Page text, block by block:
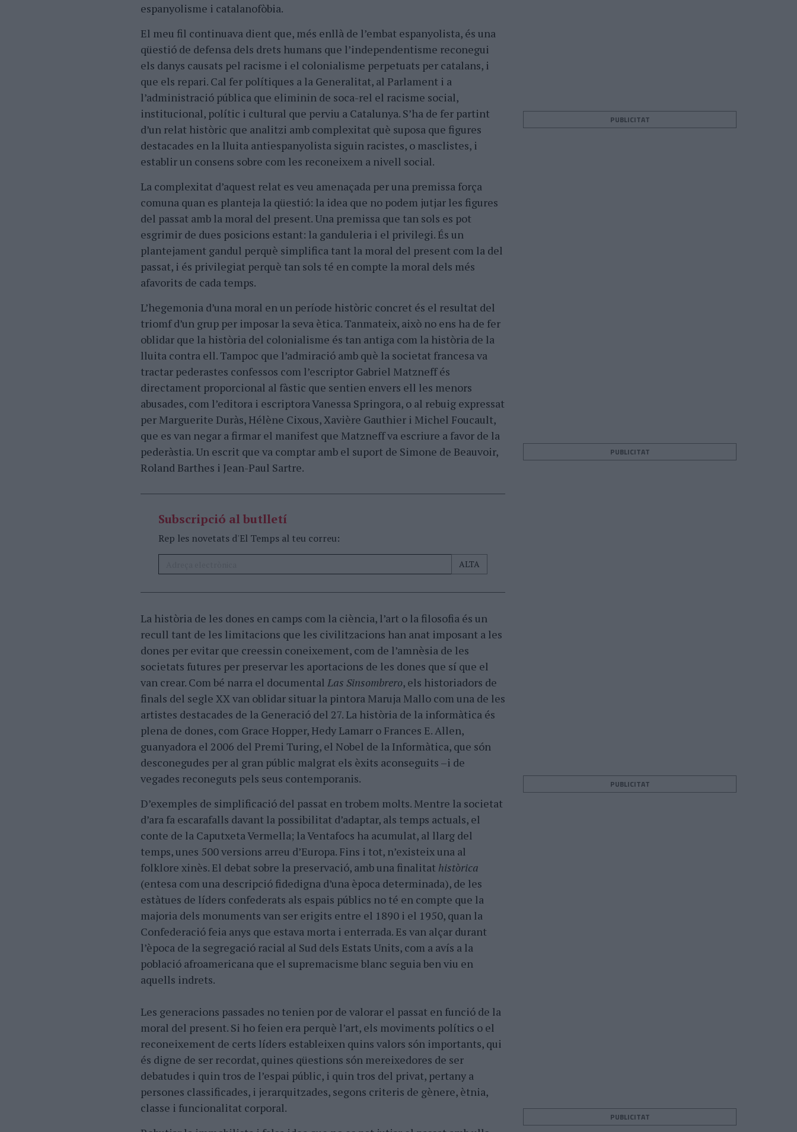
espanyolisme i catalanofòbia.
El meu fil continuava dient que, més enllà de l’embat espanyolista, és una
qüestió de defensa dels drets humans que l’independentisme reconegui
els danys causats pel racisme i el colonialisme perpetuats per catalans, i
que els repari. Cal fer polítiques a la Generalitat, al Parlament i a
l’administració pública que eliminin de soca-rel el racisme social,
institucional, polític i cultural que perviu a Catalunya. S’ha de fer partint
d’un relat històric que analitzi amb complexitat què suposa que figures
destacades en la lluita antiespanyolista siguin racistes, o masclistes, i
establir un consens sobre com les reconeixem a nivell social.
La complexitat d’aquest relat es veu amenaçada per una premissa força
comuna quan es planteja la qüestió: la idea que no podem jutjar les figures
del passat amb la moral del present. Una premissa que tan sols es pot
esgrimir de dues posicions estant: la ganduleria i el privilegi. És un
plantejament gandul perquè simplifica tant la moral del present com la del
passat, i és privilegiat perquè tan sols té en compte la moral dels més
afavorits de cada temps.
L’hegemonia d’una moral en un període històric concret és el resultat del
triomf d’un grup per imposar la seva ètica. Tanmateix, això no ens ha de fer
oblidar que la història del colonialisme és tan antiga com la història de la
lluita contra ell. Tampoc que l’admiració amb què la societat francesa va
tractar pederastes confessos com l’escriptor Gabriel Matzneff és
directament proporcional al fàstic que sentien envers ell les menors
abusades, com l’editora i escriptora Vanessa Springora, o al rebuig expressat
per Marguerite Duràs, Hélène Cixous, Xavière Gauthier i Michel Foucault,
que es van negar a firmar el manifest que Matzneff va escriure a favor de la
pederàstia. Un escrit que va comptar amb el suport de Simone de Beauvoir,
Roland Barthes i Jean-Paul Sartre.
Subscripció al butlletí
Rep les novetats d'El Temps al teu correu:
La història de les dones en camps com la ciència, l’art o la filosofia és un
recull tant de les limitacions que les civilitzacions han anat imposant a les
dones per evitar que creessin coneixement, com de l’amnèsia de les
societats futures per preservar les aportacions de les dones que sí que el
van crear. Com bé narra el documental Las Sinsombrero, els historiadors de
finals del segle XX van oblidar situar la pintora Maruja Mallo com una de les
artistes destacades de la Generació del 27. La història de la informàtica és
plena de dones, com Grace Hopper, Hedy Lamarr o Frances E. Allen,
guanyadora el 2006 del Premi Turing, el Nobel de la Informàtica, que són
desconegudes per al gran públic malgrat els èxits aconseguits –i de
vegades reconeguts pels seus contemporanis.
D’exemples de simplificació del passat en trobem molts. Mentre la societat
d’ara fa escarafalls davant la possibilitat d’adaptar, als temps actuals, el
conte de la Caputxeta Vermella; la Ventafocs ha acumulat, al llarg del
temps, unes 500 versions arreu d’Europa. Fins i tot, n’existeix una al
folklore xinès. El debat sobre la preservació, amb una finalitat històrica
(entesa com una descripció fidedigna d’una època determinada), de les
estàtues de líders confederats als espais públics no té en compte que la
majoria dels monuments van ser erigits entre el 1890 i el 1950, quan la
Confederació feia anys que estava morta i enterrada. Es van alçar durant
l’època de la segregació racial al Sud dels Estats Units, com a avís a la
població afroamericana que el supremacisme blanc seguia ben viu en
aquells indrets.
Les generacions passades no tenien por de valorar el passat en funció de la
moral del present. Si ho feien era perquè l’art, els moviments polítics o el
reconeixement de certs líders estableixen quins valors són importants, qui
és digne de ser recordat, quines qüestions són mereixedores de ser
debatudes i quin tros de l’espai públic, i quin tros del privat, pertany a
persones classificades, i jerarquitzades, segons criteris de gènere, ètnia,
classe i funcionalitat corporal.
PUBLICITAT
PUBLICITAT
PUBLICITAT
PUBLICITAT